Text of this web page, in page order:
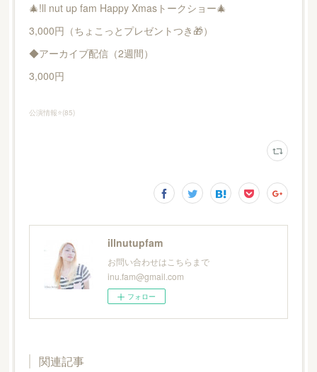
🎄!ll nut up fam Happy Xmasトークショー🎄
3,000円（ちょこっとプレゼントつき🎁）
◆アーカイブ配信（2週間）
3,000円
公演情報⭐️(85)
illnutupfam
お問い合わせはこちらまで
inu.fam@gmail.com
フォロー
関連記事